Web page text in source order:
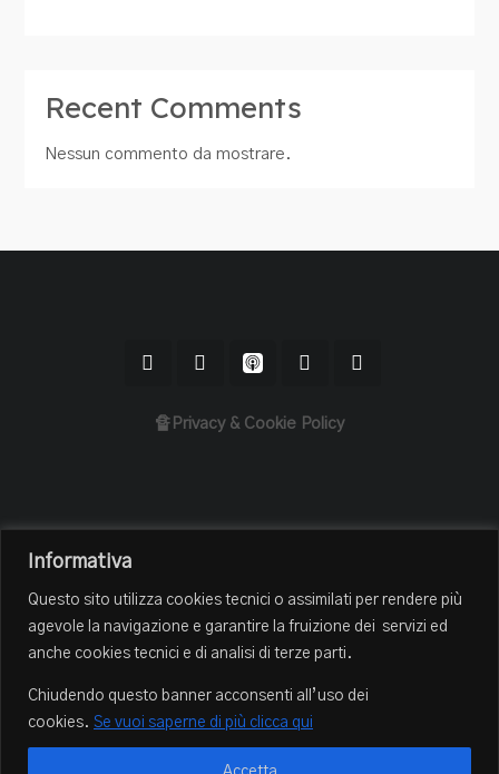
Informativa
Questo sito utilizza cookies tecnici o assimilati per rendere più
agevole la navigazione e garantire la fruizione dei servizi ed
anche cookies tecnici e di analisi di terze parti.
Chiudendo questo banner acconsenti all’uso dei
cookies. Se vuoi saperne di più clicca qui
Recent Comments
Nessun commento da mostrare.
🔏Privacy & Cookie Policy
Chi sono
Episodi
Blog